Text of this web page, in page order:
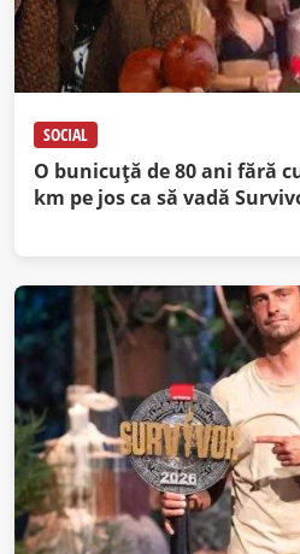
SOCIAL
O bunicuță de 80 ani fără
km pe jos ca să vadă